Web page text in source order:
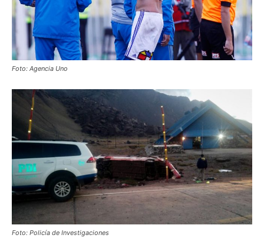
Foto: Agencia Uno
Foto: Policía de Investigaciones